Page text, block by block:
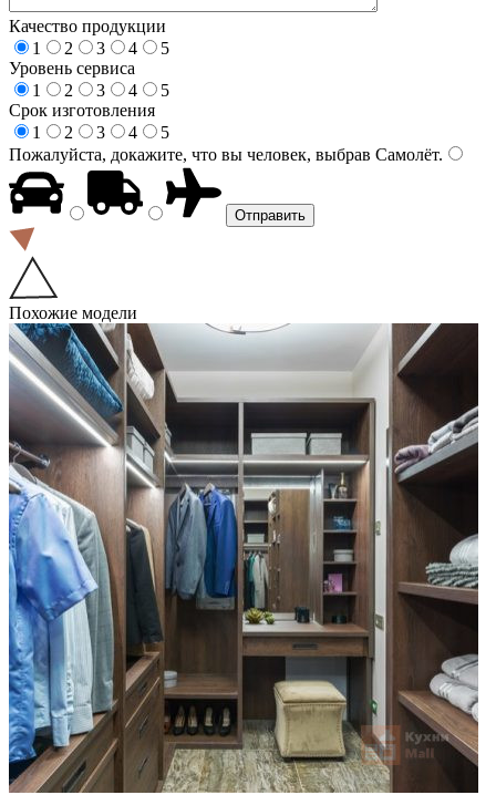
Качество продукции
1
2 3 4
5
Уровень сервиса
1
2 3 4
5
Срок изготовления
1
2 3 4
5
Пожалуйста, докажите, что вы человек, выбрав Самолёт.
Похожие модели